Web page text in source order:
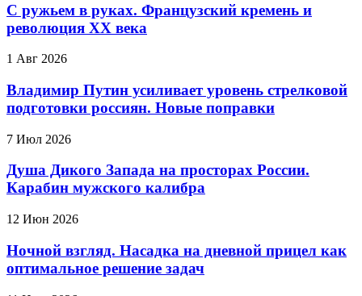
С ружьем в руках. Французский кремень и
революция XX века
1 Авг 2026
Владимир Путин усиливает уровень стрелковой
подготовки россиян. Новые поправки
7 Июл 2026
Душа Дикого Запада на просторах России.
Карабин мужского калибра
12 Июн 2026
Ночной взгляд. Насадка на дневной прицел как
оптимальное решение задач